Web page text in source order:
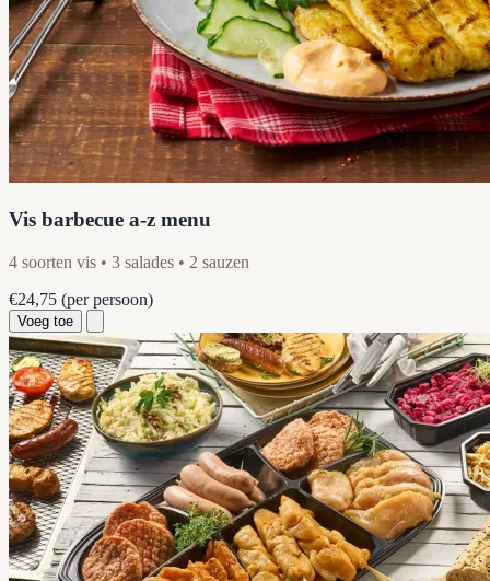
Vis barbecue a-z menu
4 soorten vis • 3 salades • 2 sauzen
€24,75 (per persoon)
Voeg toe